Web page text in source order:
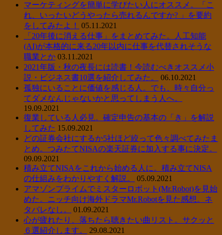
マーケティングを簡単に学びたい人にオススメ。「こ
れ、いったいどうやったら売れるんですか? 」を要約
をしてみたよ！
05.11.2021
「20年後に消える仕事」をまとめてみた。人工知能
(AI)が本格的に来る20年以内に仕事を代替されそうな
職業とか 03.11.2021
2021年版・秋の夜長には読書！今読むべきオススメ小
説・ビジネス書10選を紹介してみた。
06.10.2021
孤独にいることに価値を感じる人。でも、時々自分っ
てダメなんじゃないかと思ってしまう人へ。
19.09.2021
復業している人必見。確定申告の基本の「き」を解説
してみた 15.09.2021
どの証券会社にするか5社ほど絞って色々調べてみたま
とめ。つみたてNISAの楽天証券に加入する事に決定。
09.09.2021
積み立てNISAをこれから始める人に。積み立てNISA
の仕組みをわかりやすく解説。
05.09.2021
アマゾンプライムでミスターロボット(Mr.Robot)を見始
めた。ニッチ向け海外ドラマMr.Robotを見た感想。ネ
タバレなし。
01.09.2021
心が疲れたり、落ちたら聴きたい曲リスト。サクッと
６選紹介します。
29.08.2021